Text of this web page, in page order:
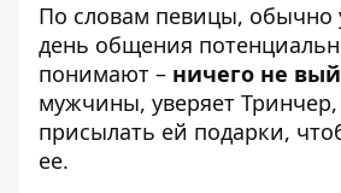
По словам певицы, обычно
день общения
понимают – ничего не
мужчины, уверяет
присылать ей подарки,
ее.